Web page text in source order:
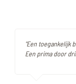
"Een toegankelijk
Een prima door